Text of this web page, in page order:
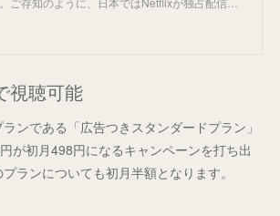
視聴可能
ンである「広告つきスタンダードプラン」
が初月498円になるキャンペーンを打ち出
ランについても初月半額となります。